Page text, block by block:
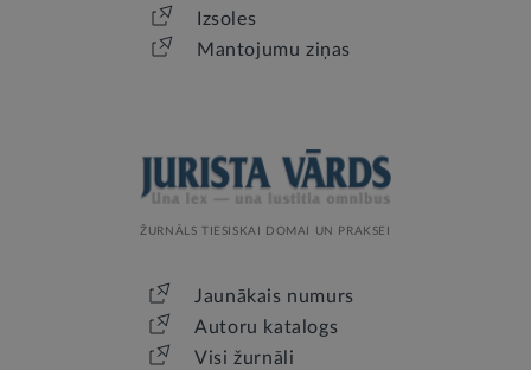
Izsoles
Mantojumu ziņas
ŽURNĀLS TIESISKAI DOMAI UN PRAKSEI
Jaunākais numurs
Autoru katalogs
Visi žurnāli